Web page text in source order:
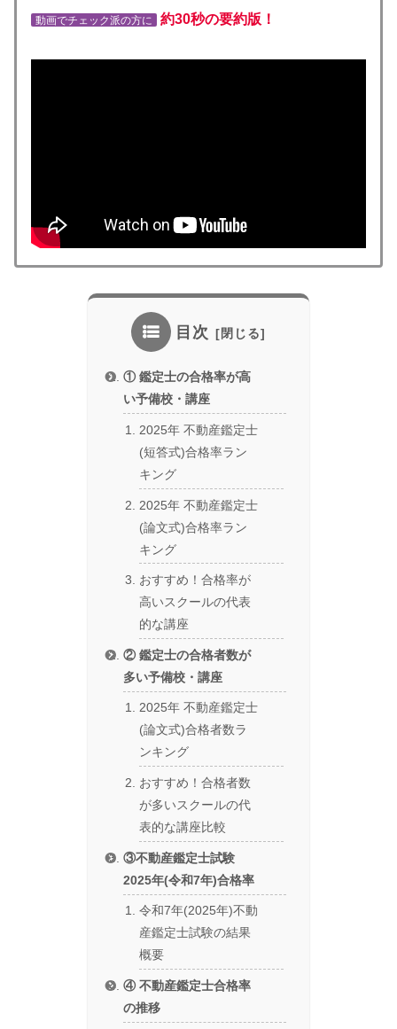
動画でチェック派の方に 約30秒の要約版！
目次
① 鑑定士の合格率が高
い予備校・講座
2025年 不動産鑑定士
(短答式)合格率ラン
キング
2025年 不動産鑑定士
(論文式)合格率ラン
キング
おすすめ！合格率が
高いスクールの代表
的な講座
② 鑑定士の合格者数が
多い予備校・講座
2025年 不動産鑑定士
(論文式)合格者数ラ
ンキング
おすすめ！合格者数
が多いスクールの代
表的な講座比較
③不動産鑑定士試験
2025年(令和7年)合格率
令和7年(2025年)不動
産鑑定士試験の結果
概要
④ 不動産鑑定士合格率
の推移